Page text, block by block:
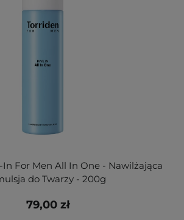
For Men All In One - Nawilżająca
do Twarzy - 200g
79,00 zł